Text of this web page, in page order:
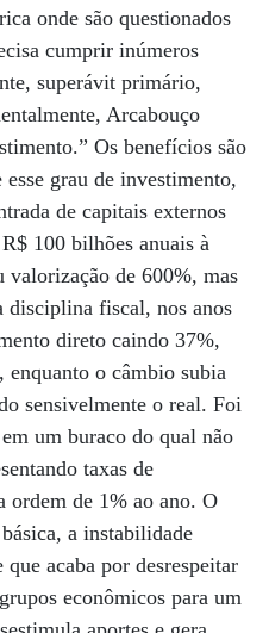
onde são questionados
cumprir inúmeros
superávit primário,
Arcabouço
Os benefícios são
grau de investimento,
de capitais externos
100 bilhões anuais à
valorização de 600%, mas
disciplina fiscal, nos anos
direto caindo 37%,
enquanto o câmbio subia
sensivelmente o real. Foi
um buraco do qual não
taxas de
de 1% ao ano. O
a instabilidade
acaba por desrespeitar
econômicos para um